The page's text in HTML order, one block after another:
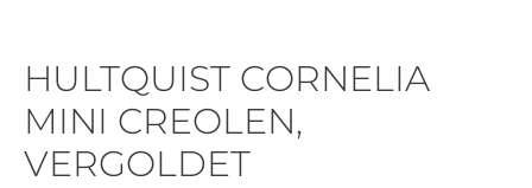
HULTQUIST CORNELIA
MINI CREOLEN,
VERGOLDET